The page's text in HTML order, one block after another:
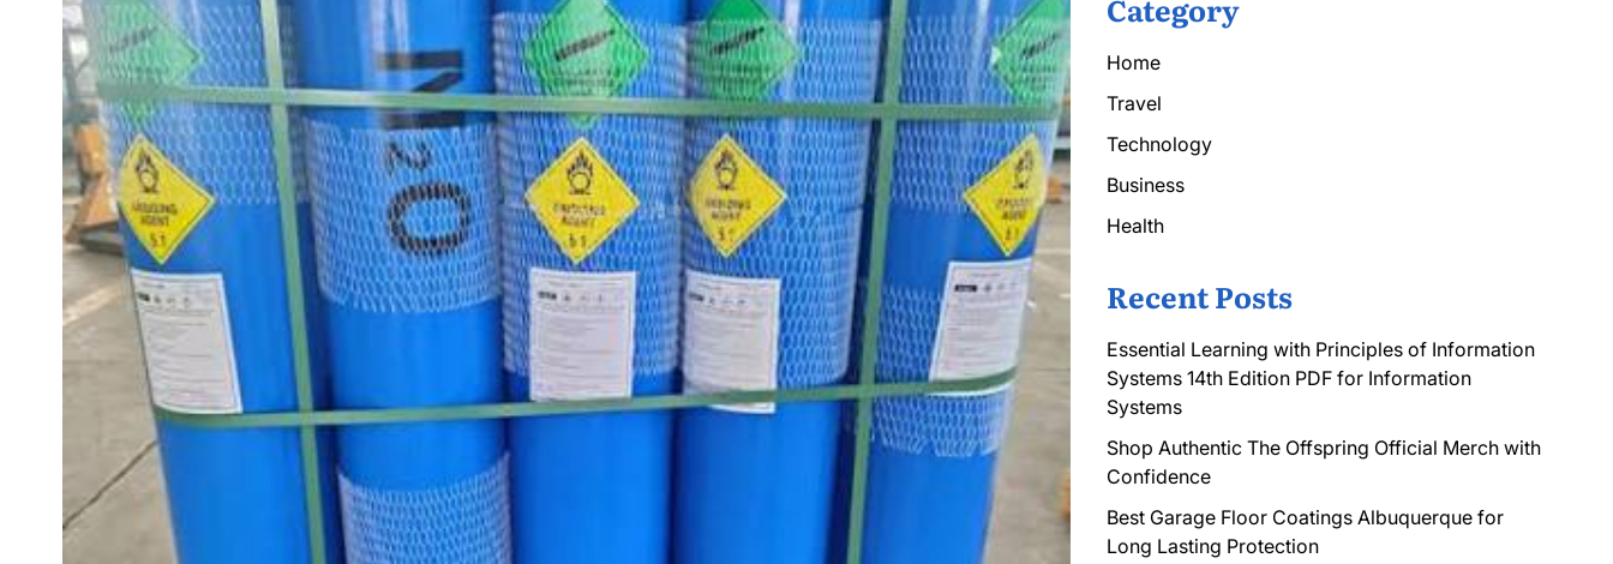
Category
Home
Travel
Technology
Business
Health
Recent Posts
Essential Learning with Principles of Information
Systems 14th Edition PDF for Information
Systems
Shop Authentic The Offspring Official Merch with
Confidence
Best Garage Floor Coatings Albuquerque for
Long Lasting Protection